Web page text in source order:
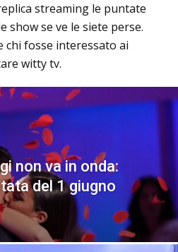
streaming le puntate
show se ve le siete perse.
fosse interessato ai
witty tv.
non va in onda:
del 1 giugno